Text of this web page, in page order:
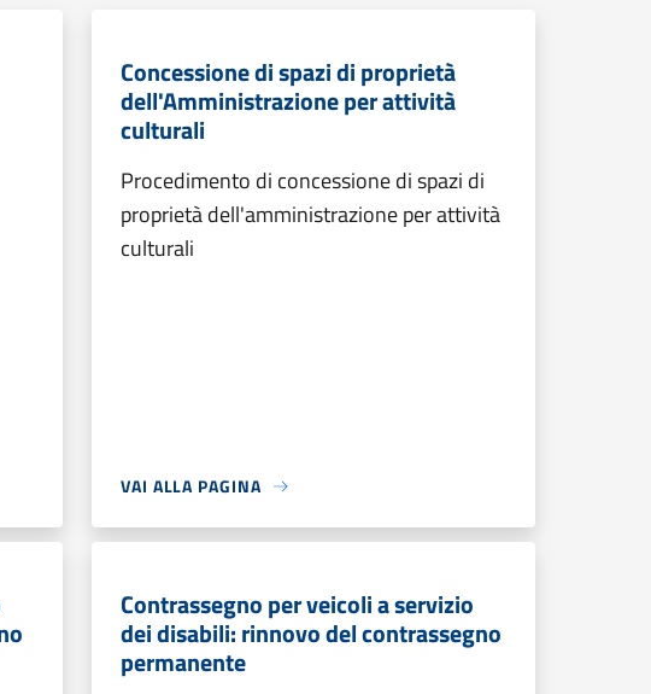
Concessione di spazi di proprietà
dell'Amministrazione per attività
culturali
Procedimento di concessione di spazi di
proprietà dell'amministrazione per attività
culturali
VAI ALLA PAGINA
Contrassegno per veicoli a servizio
dei disabili: rinnovo del contrassegno
permanente